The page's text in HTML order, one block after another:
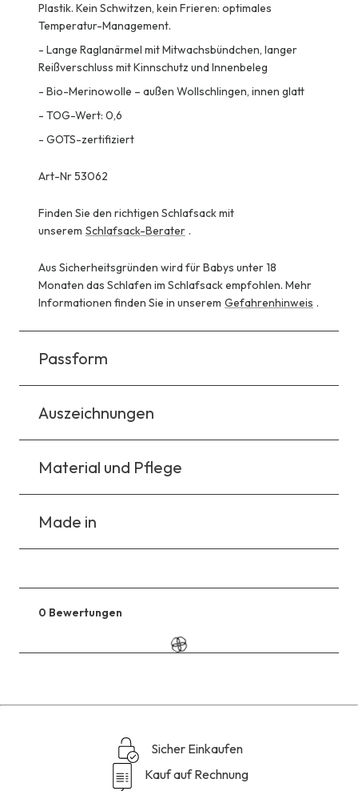
Plastik. Kein Schwitzen, kein Frieren: optimales
Temperatur-Management.
- Lange Raglanärmel mit Mitwachsbündchen, langer
Reißverschluss mit Kinnschutz und Innenbeleg
- Bio-Merinowolle – außen Wollschlingen, innen glatt
- TOG-Wert: 0,6
- GOTS-zertifiziert
Art-Nr 53062
Finden Sie den richtigen Schlafsack mit
unserem Schlafsack-Berater .
Aus Sicherheitsgründen wird für Babys unter 18
Monaten das Schlafen im Schlafsack empfohlen. Mehr
Informationen finden Sie in unserem Gefahrenhinweis .
Passform
Auszeichnungen
Material und Pflege
Made in
0 Bewertungen
Reviews
Sicher Einkaufen
Kauf auf Rechnung